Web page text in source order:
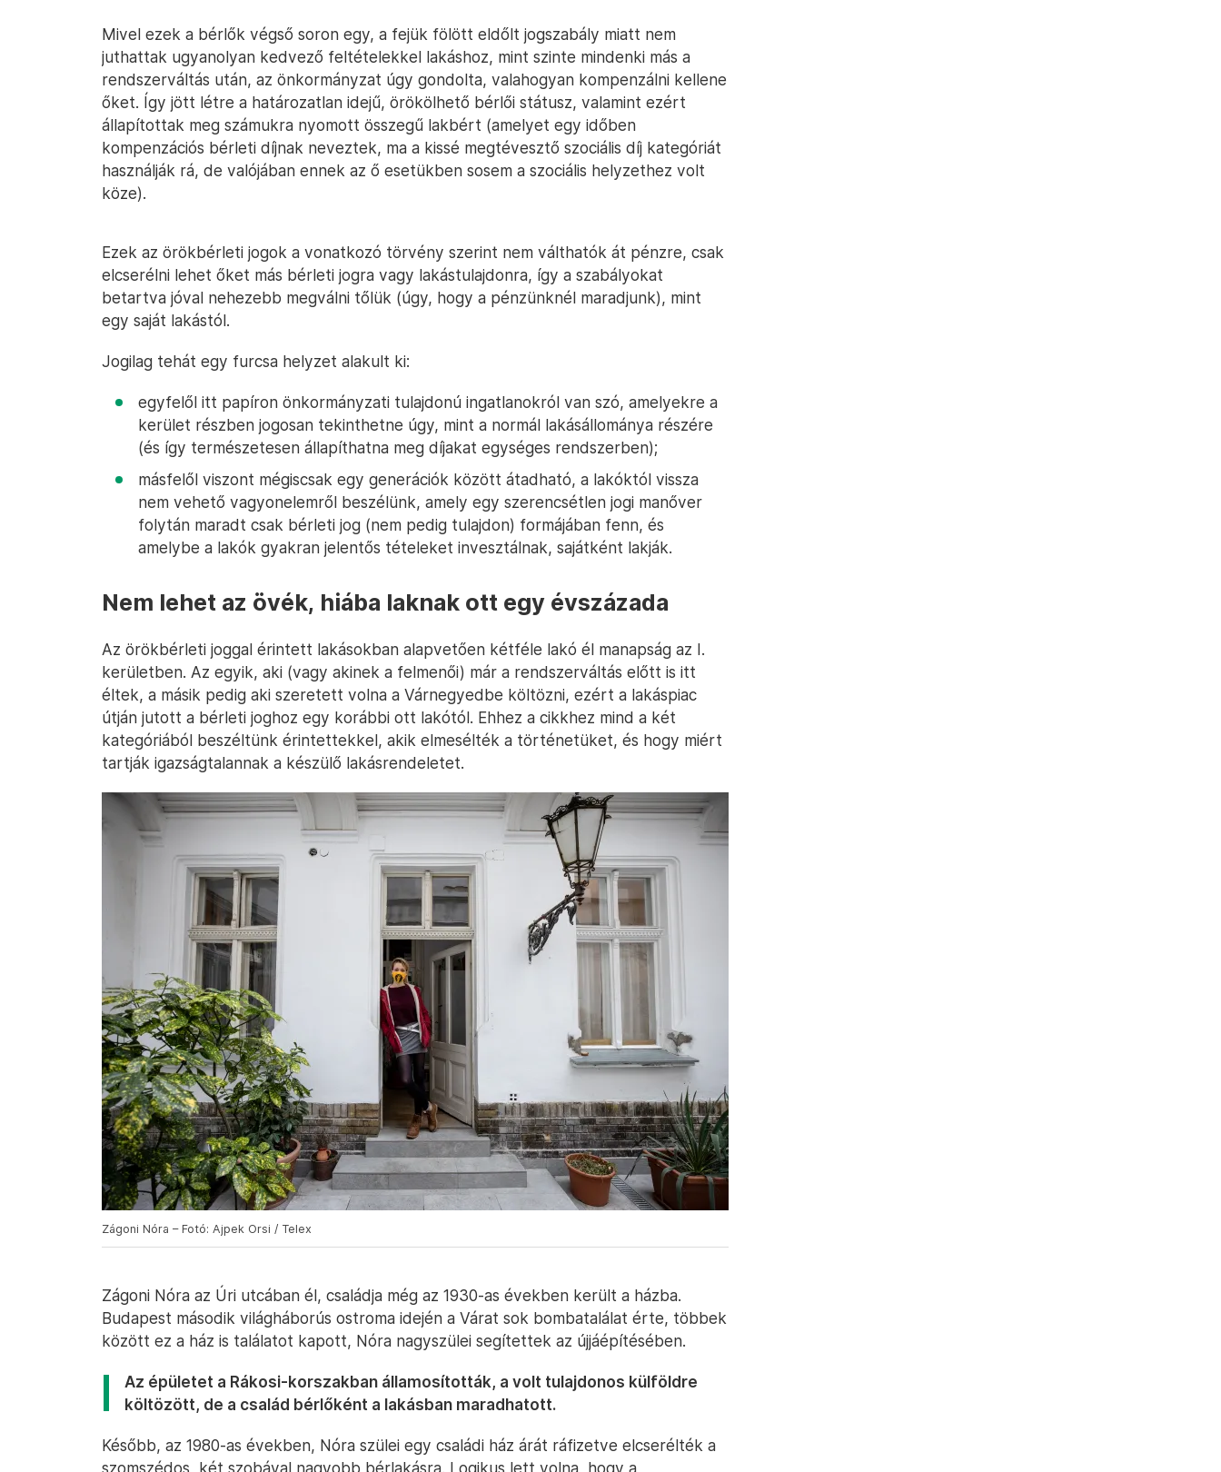
Mivel ezek a bérlők végső soron egy, a fejük fölött eldőlt jogszabály miatt nem
juthattak ugyanolyan kedvező feltételekkel lakáshoz, mint szinte mindenki más a
rendszerváltás után, az önkormányzat úgy gondolta, valahogyan kompenzálni kellene
őket. Így jött létre a határozatlan idejű, örökölhető bérlői státusz, valamint ezért
állapítottak meg számukra nyomott összegű lakbért (amelyet egy időben
kompenzációs bérleti díjnak neveztek, ma a kissé megtévesztő szociális díj kategóriát
használják rá, de valójában ennek az ő esetükben sosem a szociális helyzethez volt
köze).
Ezek az örökbérleti jogok a vonatkozó törvény szerint nem válthatók át pénzre, csak
elcserélni lehet őket más bérleti jogra vagy lakástulajdonra, így a szabályokat
betartva jóval nehezebb megválni tőlük (úgy, hogy a pénzünknél maradjunk), mint
egy saját lakástól.
Jogilag tehát egy furcsa helyzet alakult ki:
egyfelől itt papíron önkormányzati tulajdonú ingatlanokról van szó, amelyekre a
kerület részben jogosan tekinthetne úgy, mint a normál lakásállománya részére
(és így természetesen állapíthatna meg díjakat egységes rendszerben);
másfelől viszont mégiscsak egy generációk között átadható, a lakóktól vissza
nem vehető vagyonelemről beszélünk, amely egy szerencsétlen jogi manőver
folytán maradt csak bérleti jog (nem pedig tulajdon) formájában fenn, és
amelybe a lakók gyakran jelentős tételeket invesztálnak, sajátként lakják.
Nem lehet az övék, hiába laknak ott egy évszázada
Az örökbérleti joggal érintett lakásokban alapvetően kétféle lakó él manapság az I.
kerületben. Az egyik, aki (vagy akinek a felmenői) már a rendszerváltás előtt is itt
éltek, a másik pedig aki szeretett volna a Várnegyedbe költözni, ezért a lakáspiac
útján jutott a bérleti joghoz egy korábbi ott lakótól. Ehhez a cikkhez mind a két
kategóriából beszéltünk érintettekkel, akik elmesélték a történetüket, és hogy miért
tartják igazságtalannak a készülő lakásrendeletet.
Zágoni Nóra – Fotó: Ajpek Orsi / Telex
Zágoni Nóra az Úri utcában él, családja még az 1930-as években került a házba.
Budapest második világháborús ostroma idején a Várat sok bombatalálat érte, többek
között ez a ház is találatot kapott, Nóra nagyszülei segítettek az újjáépítésében.
Az épületet a Rákosi-korszakban államosították, a volt tulajdonos külföldre
költözött, de a család bérlőként a lakásban maradhatott.
Később, az 1980-as években, Nóra szülei egy családi ház árát ráfizetve elcserélték a
szomszédos, két szobával nagyobb bérlakásra. Logikus lett volna, hogy a